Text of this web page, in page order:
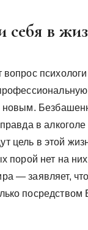
себя в
вопрос
новым.
в алкоголе
цель в этой
порой нет на
— заявляет,
посредством